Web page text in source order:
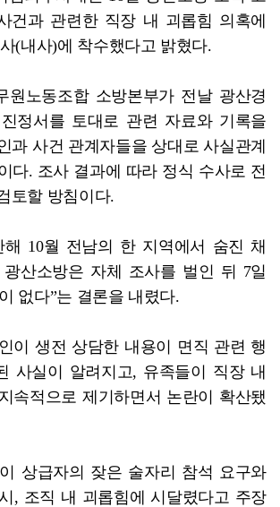
건과 관련한 직장 내 괴롭힘 의혹에
(내사)에 착수했다고 밝혔다.
원노동조합 소방본부가 전날 광산경
정서를 토대로 관련 자료와 기록을
과 사건 관계자들을 상대로 사실관계
다. 조사 결과에 따라 정식 수사로 전
토할 방침이다.
해 10월 전남의 한 지역에서 숨진 채
광산소방은 자체 조사를 벌인 뒤 7일
없다”는 결론을 내렸다.
이 생전 상담한 내용이 면직 관련 행
사실이 알려지고, 유족들이 직장 내
속적으로 제기하면서 논란이 확산됐
상급자의 잦은 술자리 참석 요구와
, 조직 내 괴롭힘에 시달렸다고 주장